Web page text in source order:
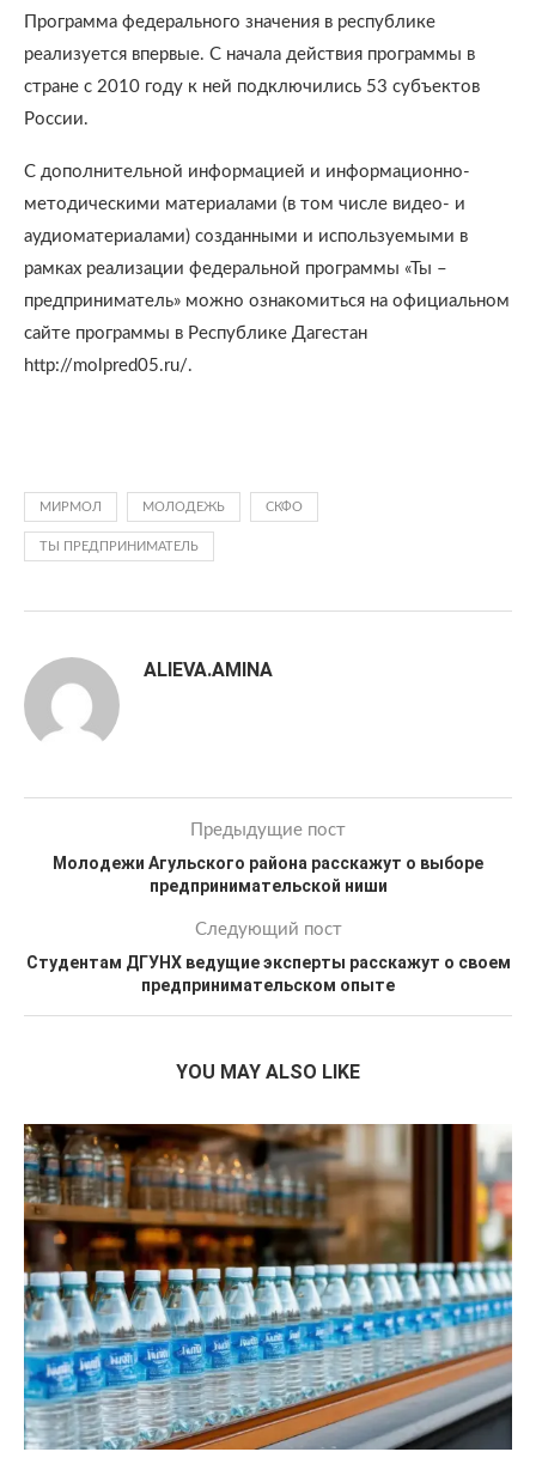
Программа федерального значения в республике
реализуется впервые. С начала действия программы в
стране с 2010 году к ней подключились 53 субъектов
России.
С дополнительной информацией и информационно-
методическими материалами (в том числе видео- и
аудиоматериалами) созданными и используемыми в
рамках реализации федеральной программы «Ты –
предприниматель» можно ознакомиться на официальном
сайте программы в Республике Дагестан
http://molpred05.ru/.
МИРМОЛ МОЛОДЕЖЬ СКФО
ТЫ ПРЕДПРИНИМАТЕЛЬ
ALIEVA.AMINA
Предыдущие пост
Молодежи Агульского района расскажут о выборе
предпринимательской ниши
Следующий пост
Студентам ДГУНХ ведущие эксперты расскажут о своем
предпринимательском опыте
YOU MAY ALSO LIKE